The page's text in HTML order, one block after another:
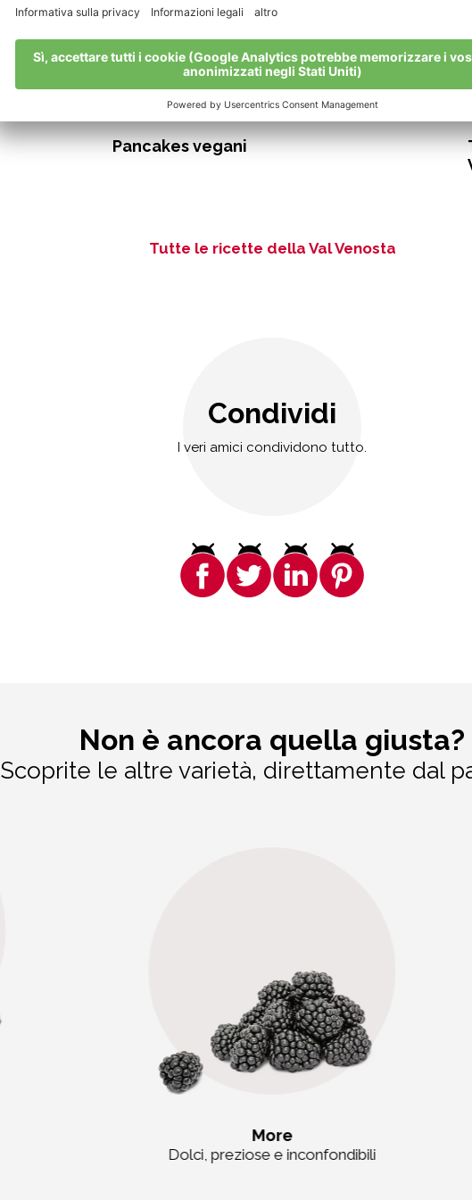
20 min. facile
Pancakes vegani
Tutte le ricette della Val Venosta
Condividi
I veri amici condividono tutto.
Non è ancora quella giusta?
Scoprite le altre varietà, direttamente dal
More
Dolci, preziose e inconfondibili